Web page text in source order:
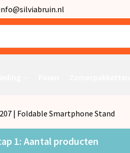
| Foldable Smartphone Stand
1: Aantal producten